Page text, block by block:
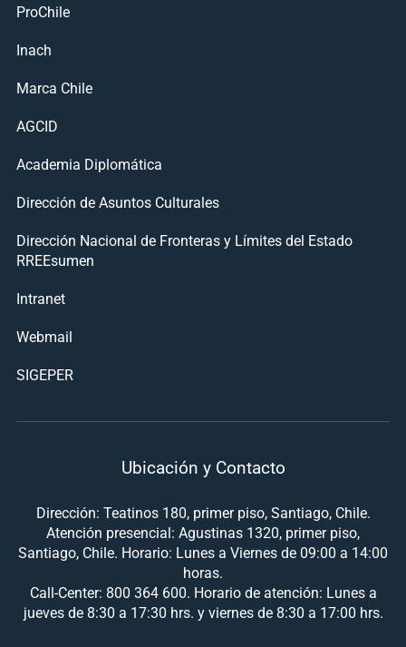
ProChile
Inach
Marca Chile
AGCID
Academia Diplomática
Dirección de Asuntos Culturales
Dirección Nacional de Fronteras y Límites del Estado
RREEsumen
Intranet
Webmail
SIGEPER
Ubicación y Contacto
Dirección: Teatinos 180, primer piso, Santiago, Chile.
Atención presencial: Agustinas 1320, primer piso,
Santiago, Chile. Horario: Lunes a Viernes de 09:00 a 14:00
horas.
Call-Center: 800 364 600. Horario de atención: Lunes a
jueves de 8:30 a 17:30 hrs. y viernes de 8:30 a 17:00 hrs.